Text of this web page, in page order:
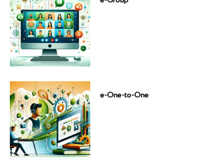
e-One-to-One